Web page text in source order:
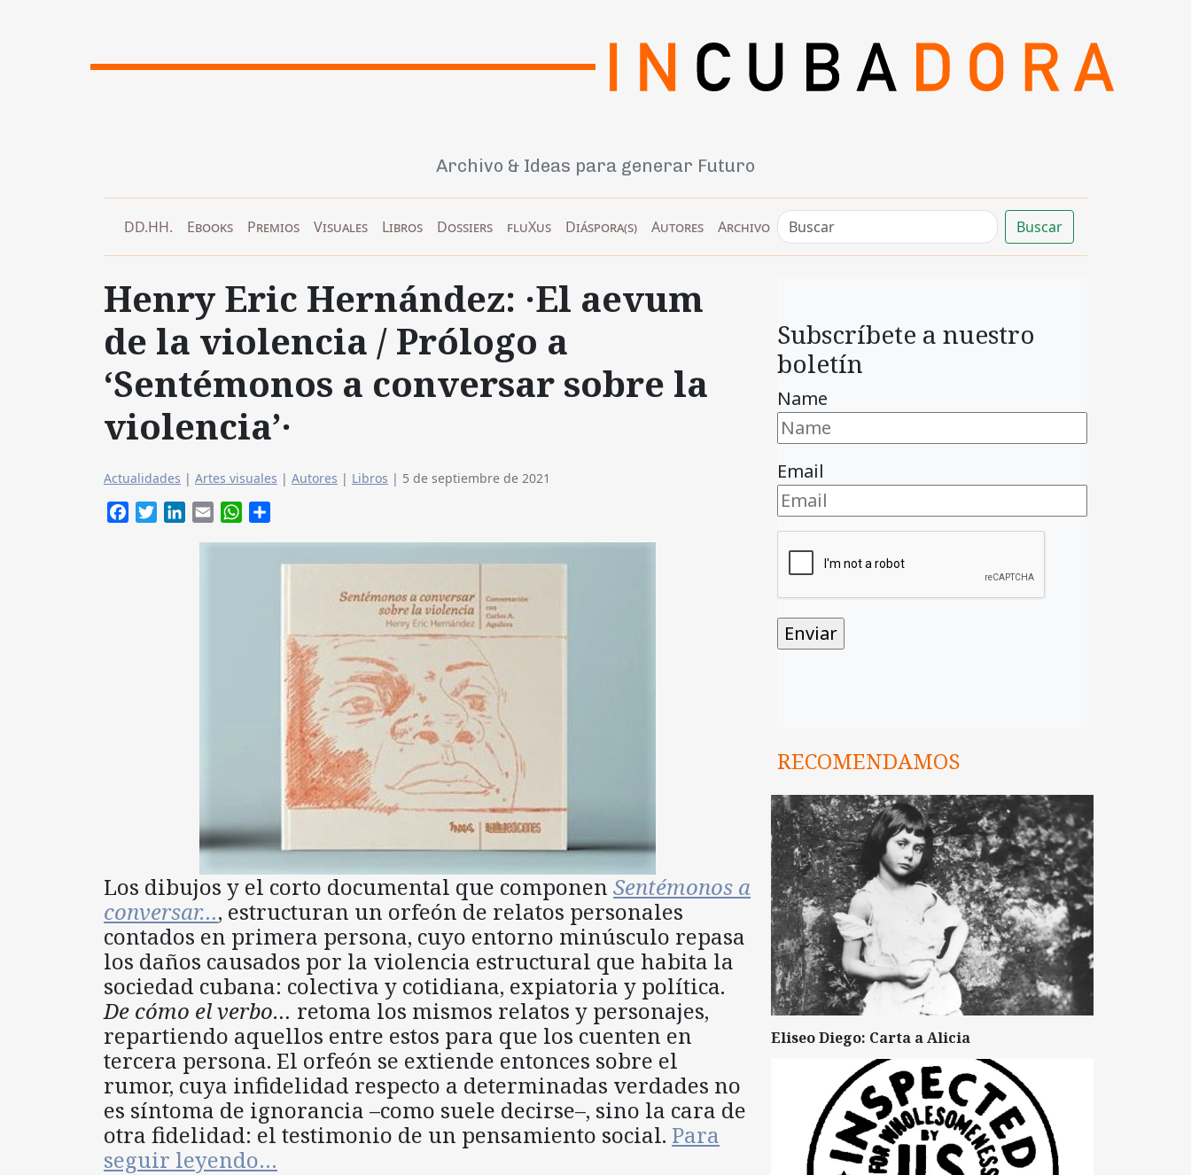
Archivo & Ideas para generar Futuro
DD.HH. Ebooks Premios Visuales Libros Dossiers fluXus Diáspora(s) Autores Archivo Buscar
Henry Eric Hernández: ·El aevum
de la violencia / Prólogo a
‘Sentémonos a conversar sobre la
violencia’·
Actualidades | Artes visuales | Autores | Libros | 5 de septiembre de 2021
FacebookTwitterLinkedIn
Email WhatsApp
Los dibujos y el corto documental que componen Sentémonos a
conversar…, estructuran un orfeón de relatos personales
contados en primera persona, cuyo entorno minúsculo repasa
los daños causados por la violencia estructural que habita la
sociedad cubana: colectiva y cotidiana, expiatoria y política.
De cómo el verbo… retoma los mismos relatos y personajes,
repartiendo aquellos entre estos para que los cuenten en
tercera persona. El orfeón se extiende entonces sobre el
rumor, cuya infidelidad respecto a determinadas verdades no
es síntoma de ignorancia –como suele decirse–, sino la cara de
otra fidelidad: el testimonio de un pensamiento social. Para
seguir leyendo…
Subscríbete a nuestro
boletín
Name
Email
RECOMENDAMOS
Eliseo Diego: Carta a Alicia